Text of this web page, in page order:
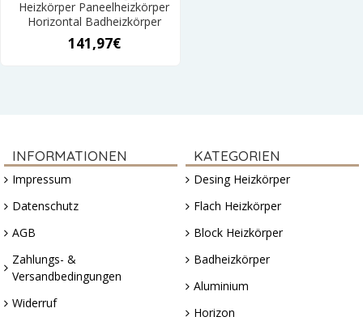
Heizkörper Paneelheizkörper
Horizontal Badheizkörper
141,97€
INFORMATIONEN
Impressum
Datenschutz
AGB
Zahlungs- &
Versandbedingungen
Widerruf
KATEGORIEN
Desing Heizkörper
Flach Heizkörper
Block Heizkörper
Badheizkörper
Aluminium
Horizon